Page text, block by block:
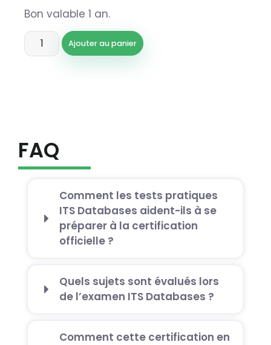
Bon valable 1 an.
Ajouter au panier
FAQ
Comment les tests pratiques
ITS Databases aident-ils à se
préparer à la certification
officielle ?
Quels sujets sont évalués lors
de l’examen ITS Databases ?
Comment cette certification en